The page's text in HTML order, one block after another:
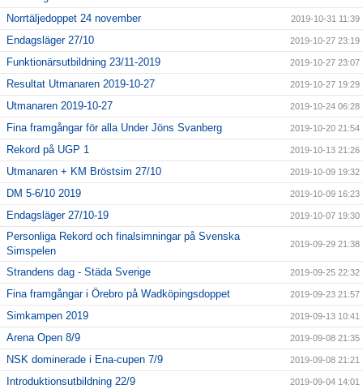
Norrtäljedoppet 24 november 2019-10-31 11:39
Endagsläger 27/10 2019-10-27 23:19
Funktionärsutbildning 23/11-2019 2019-10-27 23:07
Resultat Utmanaren 2019-10-27 2019-10-27 19:29
Utmanaren 2019-10-27 2019-10-24 06:28
Fina framgångar för alla Under Jöns Svanberg 2019-10-20 21:54
Rekord på UGP 1 2019-10-13 21:26
Utmanaren + KM Bröstsim 27/10 2019-10-09 19:32
DM 5-6/10 2019 2019-10-09 16:23
Endagsläger 27/10-19 2019-10-07 19:30
Personliga Rekord och finalsimningar på Svenska
Simspelen
2019-09-29 21:38
Strandens dag - Städa Sverige 2019-09-25 22:32
Fina framgångar i Örebro på Wadköpingsdoppet 2019-09-23 21:57
Simkampen 2019 2019-09-13 10:41
Arena Open 8/9 2019-09-08 21:35
NSK dominerade i Ena-cupen 7/9 2019-09-08 21:21
Introduktionsutbildning 22/9 2019-09-04 14:01